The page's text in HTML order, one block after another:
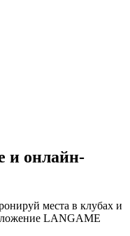
и онлайн-
места в клубах и
LANGAME